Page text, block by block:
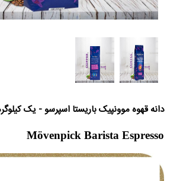
دانه قهوه موونپیک باریستا اسپرسو - یک
Mövenpick Barista Espresso